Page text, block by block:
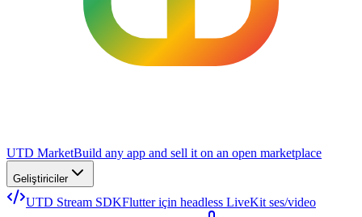
UTD MarketBuild any app and sell it on an open marketplace
Geliştiriciler
UTD Stream SDKFlutter için headless LiveKit ses/video